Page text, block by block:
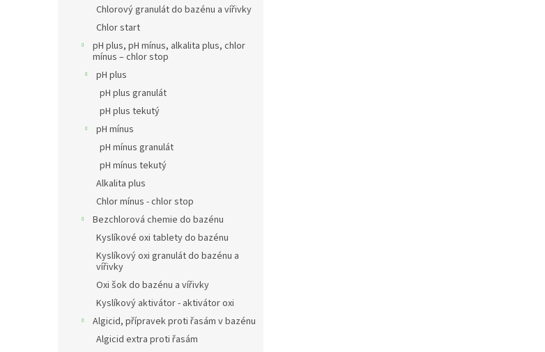
Chlorový granulát do bazénu a vířivky
Chlor start
pH plus, pH mínus, alkalita plus, chlor
mínus – chlor stop
pH plus
pH plus granulát
pH plus tekutý
pH mínus
pH mínus granulát
pH mínus tekutý
Alkalita plus
Chlor mínus - chlor stop
Bezchlorová chemie do bazénu
Kyslíkové oxi tablety do bazénu
Kyslíkový oxi granulát do bazénu a
vířivky
Oxi šok do bazénu a vířivky
Kyslíkový aktivátor - aktivátor oxi
Algicid, přípravek proti řasám v bazénu
Algicid extra proti řasám